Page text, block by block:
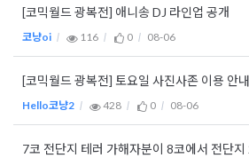
[코믹월드 광복전] 애니송 DJ 라인업 공개
코냥oi 116 0 08-06
[코믹월드 광복전] 토요일 사진사존 이용 안내
Hello코냥2 428 0 08-06
7코 전단지 테러 가해자분이 8코에서 전단